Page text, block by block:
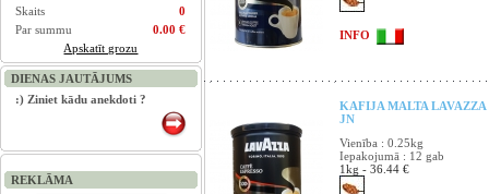
Skaits
0
Par summu
0.00 €
Apskatīt grozu
DIENAS JAUTĀJUMS
:) Ziniet kādu anekdoti ?
REKLĀMA
INFO
KAFIJA MALTA LAVAZZA
JN
Vienība : 0.25kg
Iepakojumā : 12 gab
1kg - 36.44 €